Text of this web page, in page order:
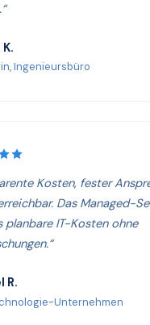
Ingenieursbüro
Kosten, fester
Das Managed-
planbare IT-Kosten ohne
R.
Unternehmen